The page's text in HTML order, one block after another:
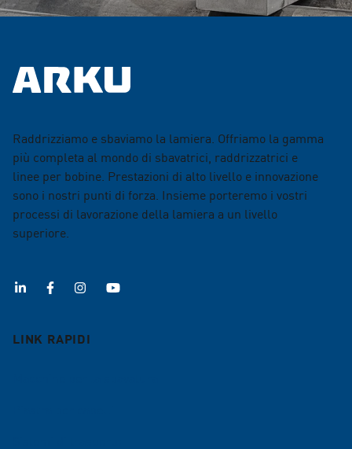
Raddrizziamo e sbaviamo la lamiera. Offriamo la gamma
più completa al mondo di sbavatrici, raddrizzatrici e
linee per bobine. Prestazioni di alto livello e innovazione
sono i nostri punti di forza. Insieme porteremo i vostri
processi di lavorazione della lamiera a un livello
superiore.
LINK RAPIDI